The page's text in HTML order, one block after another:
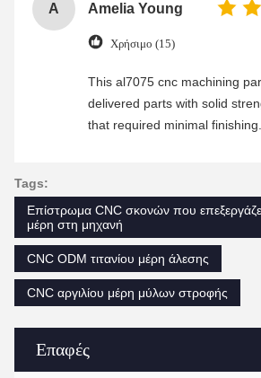
Επαφές
A Amelia Young
Χρήσιμο (15)
This al7075 cnc machining
delivered parts with solid
that required minimal finishing.
Tags:
Επίστρωμα CNC σκονών που
μέρη στη μηχανή
CNC ODM τιτανίου μέρη άλεσης
CNC αργιλίου μέρη μύλων στροφής